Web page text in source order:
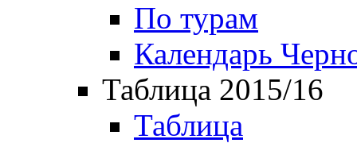
По турам
Календарь
Таблица 2015/16
Таблица